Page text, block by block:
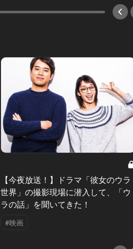
【今夜放送！】ドラマ「彼女のウラ
世界」の撮影現場に潜入して、「ウ
ラの話」を聞いてきた！
#映画